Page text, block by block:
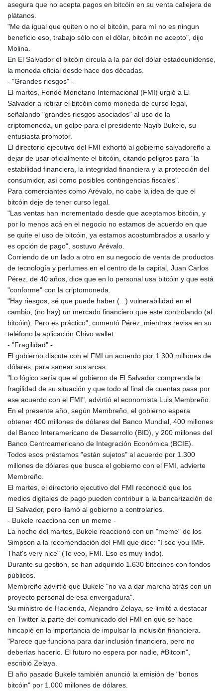
asegura que no acepta pagos en bitcóin en su venta callejera de
plátanos.
"Me da igual que quiten o no el bitcóin, para mí no es ningun
beneficio eso, trabajo sólo con el dólar, bitcóin no acepto", dijo
Molina.
En El Salvador el bitcóin circula a la par del dólar estadounidense,
la moneda oficial desde hace dos décadas.
- "Grandes riesgos" -
El martes, Fondo Monetario Internacional (FMI) urgió a El
Salvador a retirar el bitcóin como moneda de curso legal,
señalando "grandes riesgos asociados" al uso de la
criptomoneda, un golpe para el presidente Nayib Bukele, su
entusiasta promotor.
El directorio ejecutivo del FMI exhortó al gobierno salvadoreño a
dejar de usar oficialmente el bitcóin, citando peligros para "la
estabilidad financiera, la integridad financiera y la protección del
consumidor, así como posibles contingencias fiscales".
Para comerciantes como Arévalo, no cabe la idea de que el
bitcóin deje de tener curso legal.
"Las ventas han incrementado desde que aceptamos bitcóin, y
por lo menos acá en el negocio no estamos de acuerdo en que
se quite el uso de bitcóin, ya estamos acostumbrados a usarlo y
es opción de pago", sostuvo Arévalo.
Corriendo de un lado a otro en su negocio de venta de productos
de tecnología y perfumes en el centro de la capital, Juan Carlos
Pérez, de 40 años, dice que en lo personal usa bitcóin y que está
"conforme" con la criptomoneda.
"Hay riesgos, sé que puede haber (...) vulnerabilidad en el
cambio, (no hay) un mercado financiero que este controlando (al
bitcóin). Pero es práctico", comentó Pérez, mientras revisa en su
teléfono la aplicación Chivo wallet.
- "Fragilidad" -
El gobierno discute con el FMI un acuerdo por 1.300 millones de
dólares, para sanear sus arcas.
"Lo lógico sería que el gobierno de El Salvador comprenda la
fragilidad de su situación y que todo al final de cuentas pasa por
ese acuerdo con el FMI", advirtió el economista Luis Membreño.
En el presente año, según Membreño, el gobierno espera
obtener 400 millones de dólares del Banco Mundial, 400 millones
del Banco Interamericano de Desarrollo (BID), y 200 millones del
Banco Centroamericano de Integración Económica (BCIE).
Todos esos préstamos "están sujetos" al acuerdo por 1.300
millones de dólares que busca el gobierno con el FMI, advierte
Membreño.
El martes, el directorio ejecutivo del FMI reconoció que los
medios digitales de pago pueden contribuir a la bancarización de
El Salvador, pero llamó al gobierno a controlarlos.
- Bukele reacciona con un meme -
La noche del martes, Bukele reaccionó con un "meme" de los
Simpson a la recomendación del FMI que dice: "I see you IMF.
That's very nice" (Te veo, FMI. Eso es muy lindo).
Durante su gestión, se han adquirido 1.630 bitcoines con fondos
públicos.
Membreño advirtió que Bukele "no va a dar marcha atrás con un
proyecto personal de esa envergadura".
Su ministro de Hacienda, Alejandro Zelaya, se limitó a destacar
en Twitter la parte del comunicado del FMI en que se hace
hincapié en la importancia de impulsar la inclusión financiera.
"Parece que funciona para dar inclusión financiera, pero no
deberías hacerlo. El futuro no espera por nadie, #Bitcoin",
escribió Zelaya.
El año pasado Bukele también anunció la emisión de "bonos
bitcóin" por 1.000 millones de dólares.